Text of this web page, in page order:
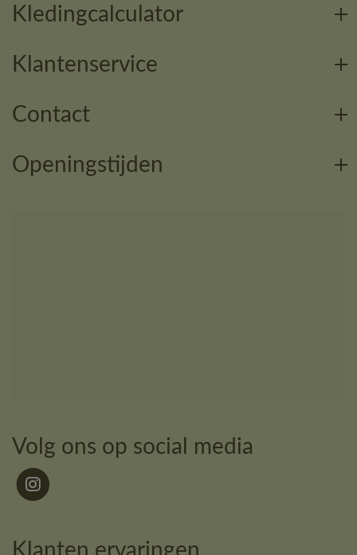
Kledingcalculator
Klantenservice
Contact
Openingstijden
Volg ons op social media
Klanten ervaringen